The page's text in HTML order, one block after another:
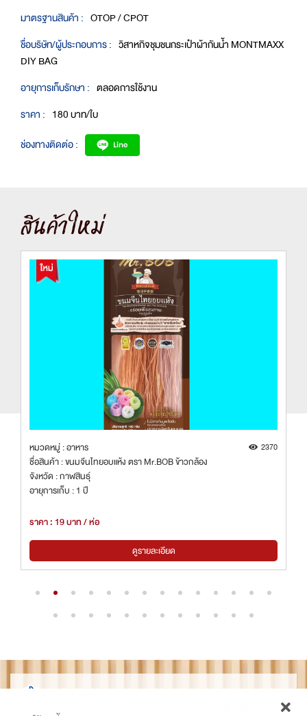
มาตรฐานสินค้า : OTOP / CPOT
ชื่อบริษัท/ผู้ประกอบการ : วิสาหกิจชุมชนกระเป๋าผ้ากันน้ำ MONTMAXX
DIY BAG
อายุการเก็บรักษา : ตลอดการใช้งาน
ราคา : 180 บาท/ใบ
ช่องทางติดต่อ :
สินค้าใหม่
หมวดหมู่ : อาหาร 2370
ชื่อสินค้า : ขนมจีนไทยอบแห้ง ตรา Mr.BOB ข้าวกล้อง
จังหวัด : กาฬสินธุ์
อายุการเก็บ : 1 ปี
ราคา : 19 บาท / ห่อ
ดูรายละเอียด
ไทยเด็ด